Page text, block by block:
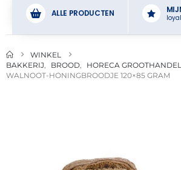
ALLE PRODUCTEN
WINKEL
BAKKERIJ
BROOD
HORECA GROOTHANDEL
WALNOOT-HONINGBROODJE 120×85 GRAM